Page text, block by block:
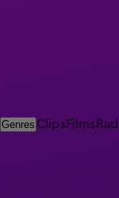
Genres ClipsFilms